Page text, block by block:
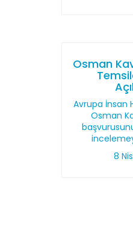
Osman
Avrupa İnsan
Osman
8